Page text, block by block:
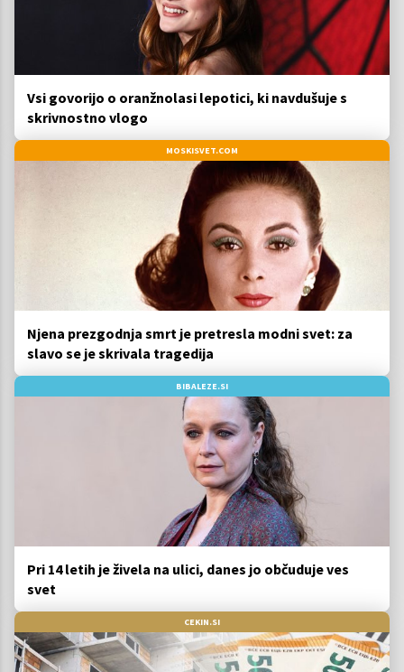
Vsi govorijo o oranžnolasi lepotici, ki navdušuje s
skrivnostno vlogo
MOSKISVET.COM
Njena prezgodnja smrt je pretresla modni svet: za
slavo se je skrivala tragedija
BIBALEZE.SI
Pri 14 letih je živela na ulici, danes jo občuduje ves
svet
CEKIN.SI